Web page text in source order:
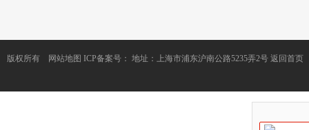
版权所有 网站地图 ICP备案号： 地址：上海市浦东沪南公路5235弄2号 返回首页